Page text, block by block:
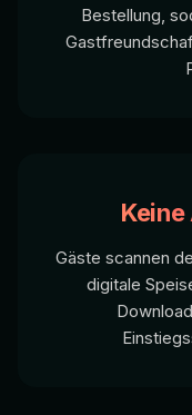
Bestellung,
Gäste scannen
digitale